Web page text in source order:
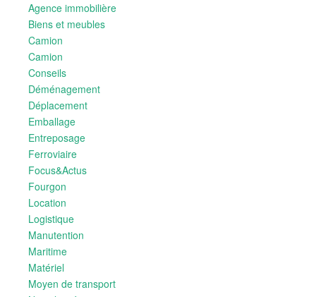
Agence immobilière
Biens et meubles
Camion
Camion
Conseils
Déménagement
Déplacement
Emballage
Entreposage
Ferroviaire
Focus&Actus
Fourgon
Location
Logistique
Manutention
Maritime
Matériel
Moyen de transport